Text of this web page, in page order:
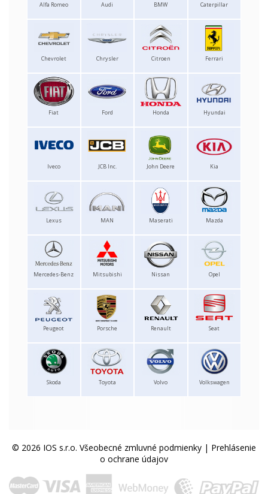
Alfa Romeo Audi BMW Caterpillar
Chevrolet Chrysler Citroen Ferrari
Fiat Ford Honda Hyundai
Iveco JCB Inc. John Deere Kia
Lexus MAN Maserati Mazda
Mercedes-Benz Mitsubishi Nissan Opel
Peugeot Porsche Renault Seat
Skoda Toyota Volvo Volkswagen
© 2026 IOS s.r.o. Všeobecné zmluvné podmienky | Prehlásenie
o ochrane údajov